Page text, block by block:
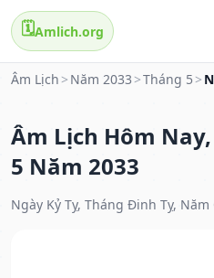
🗓️Amlich.org
Âm Lịch > Năm 2033 >Tháng 5 >
Âm Lịch Hôm
5 Năm 2033
Ngày Kỷ Tỵ, Tháng Đinh Tỵ, Năm